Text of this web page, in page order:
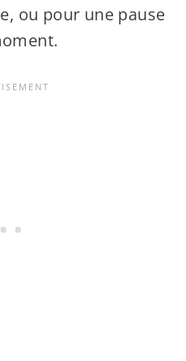
ou pour une pause